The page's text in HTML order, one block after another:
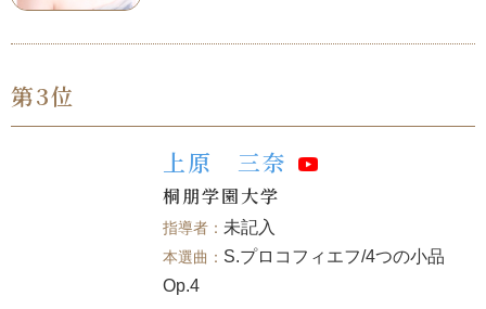
第3位
上原 三奈
桐朋学園大学
未記入
S.プロコフィエフ/4つの小品
Op.4